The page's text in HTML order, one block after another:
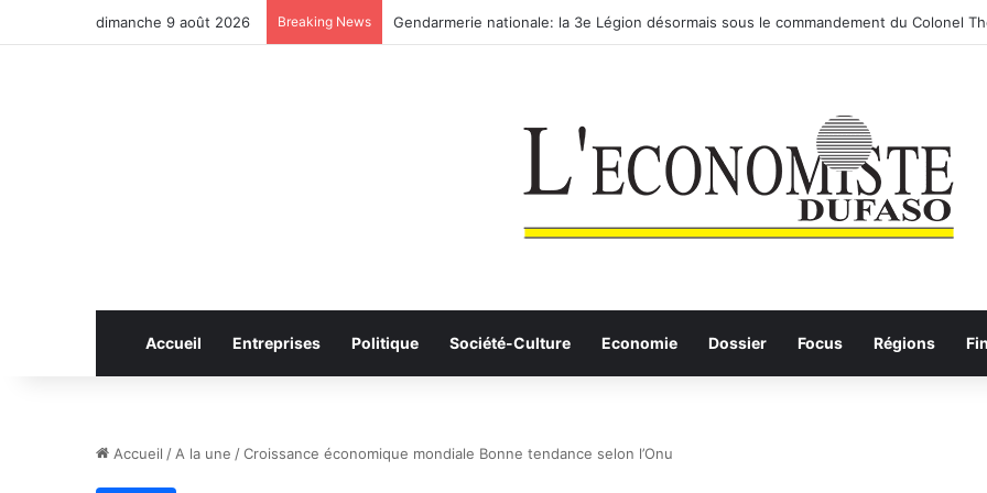
dimanche 9 août 2026 Breaking News Anhui: le pont routier-ferroviaire sur le Yangtsé de Ma’anshan entre dans la phase
Accueil Entreprises Politique Société-Culture Economie Dossier Focus Régions
Accueil / A la une /Croissance économique mondiale Bonne tendance selon l’Onu